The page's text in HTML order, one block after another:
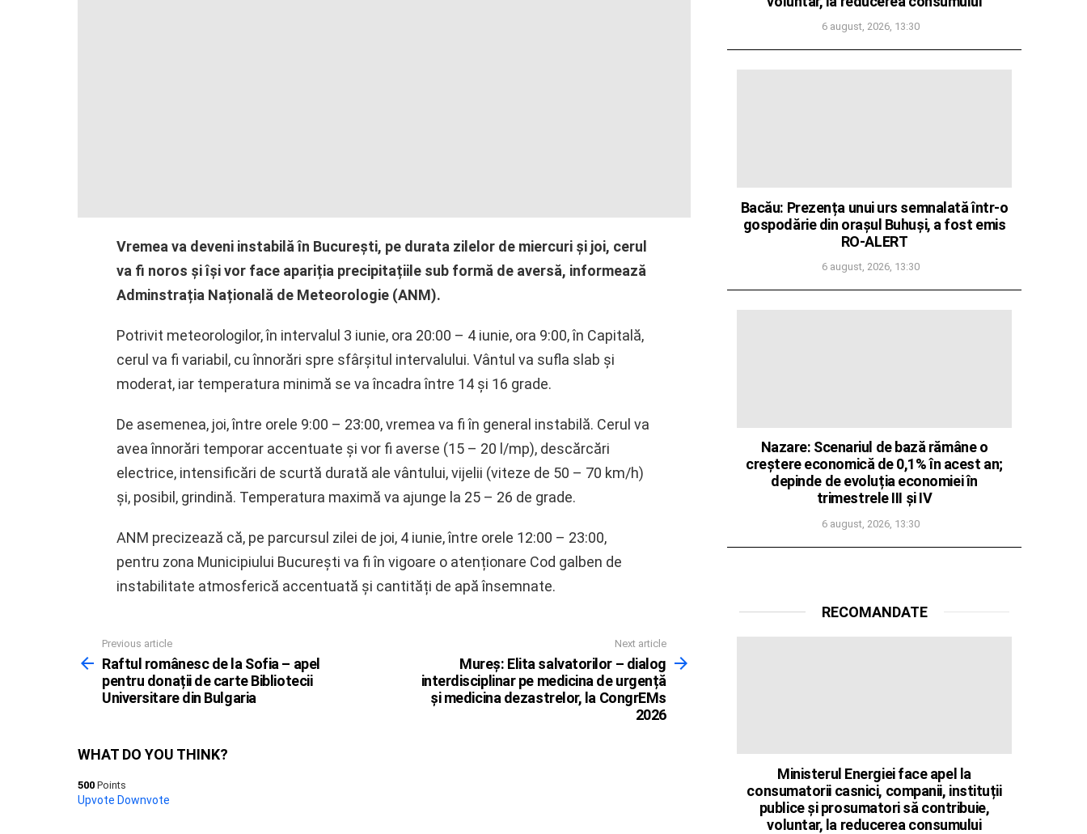
Vremea va deveni instabilă în București, pe durata zilelor de miercuri și joi, cerul
va fi noros și își vor face apariția precipitațiile sub formă de aversă, informează
Adminstrația Națională de Meteorologie (ANM).
Potrivit meteorologilor, în intervalul 3 iunie, ora 20:00 – 4 iunie, ora 9:00, în Capitală,
cerul va fi variabil, cu înnorări spre sfârșitul intervalului. Vântul va sufla slab și
moderat, iar temperatura minimă se va încadra între 14 și 16 grade.
De asemenea, joi, între orele 9:00 – 23:00, vremea va fi în general instabilă. Cerul va
avea înnorări temporar accentuate și vor fi averse (15 – 20 l/mp), descărcări
electrice, intensificări de scurtă durată ale vântului, vijelii (viteze de 50 – 70 km/h)
și, posibil, grindină. Temperatura maximă va ajunge la 25 – 26 de grade.
ANM precizează că, pe parcursul zilei de joi, 4 iunie, între orele 12:00 – 23:00,
pentru zona Municipiului București va fi în vigoare o atenționare Cod galben de
instabilitate atmosferică accentuată și cantități de apă însemnate.
more
Previous article
Raftul românesc de la Sofia – apel
pentru donații de carte Bibliotecii
Universitare din Bulgaria
Next article
Mureș: Elita salvatorilor – dialog
interdisciplinar pe medicina de urgență
și medicina dezastrelor, la CongrEMs
2026
WHAT DO YOU THINK?
500 Points
Upvote Downvote
6 august, 2026, 13:30
Bacău: Prezența unui urs semnalată într-o
gospodărie din orașul Buhuși, a fost emis
RO-ALERT
6 august, 2026, 13:30
Nazare: Scenariul de bază rămâne o
creștere economică de 0,1% în acest an;
depinde de evoluția economiei în
trimestrele III și IV
6 august, 2026, 13:30
RECOMANDATE
Ministerul Energiei face apel la
consumatorii casnici, companii, instituții
publice și prosumatori să contribuie,
voluntar, la reducerea consumului